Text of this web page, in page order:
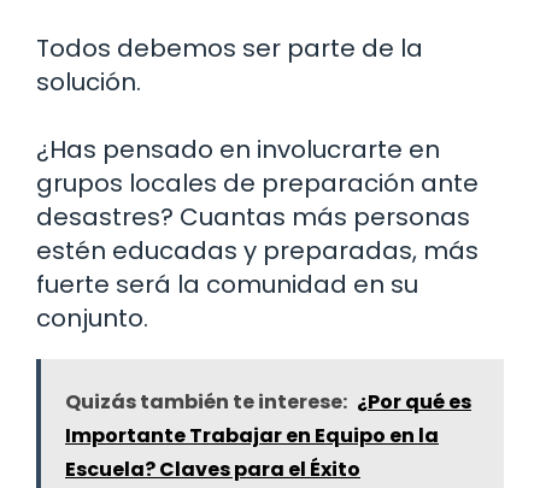
Todos debemos ser parte de la
solución.
¿Has pensado en involucrarte en
grupos locales de preparación ante
desastres? Cuantas más personas
estén educadas y preparadas, más
fuerte será la comunidad en su
conjunto.
Quizás también te interese: ¿Por qué es
Importante Trabajar en Equipo en la
Escuela? Claves para el Éxito